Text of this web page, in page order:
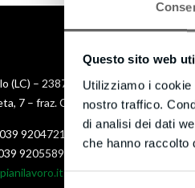
Questo sito web
Utilizziamo i
nostro traffico.
di analisi dei dati
che hanno raccolto
(LC) – 23876
7 – fraz. Cortenuova
9204721
9205589